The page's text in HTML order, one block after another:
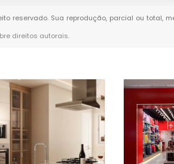
reservado. Sua reprodução, parcial ou total,
direitos autorais.